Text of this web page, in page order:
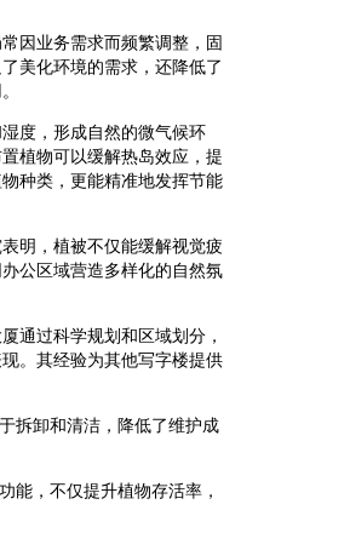
因业务需求而频繁调整，固
美化环境的需求，还降低了
度，形成自然的微气候环
植物可以缓解热岛效应，提
种类，更能精准地发挥节能
明，植被不仅能缓解视觉疲
公区域营造多样化的自然氛
通过科学规划和区域划分，
。其经验为其他写字楼提供
拆卸和清洁，降低了维护成
能，不仅提升植物存活率，